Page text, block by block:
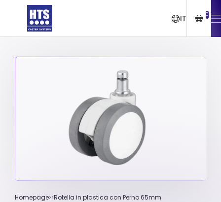
IT 0
Homepage Rotella in plastica con Perno 65mm